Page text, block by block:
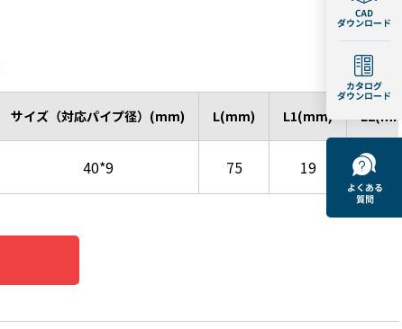
サイズ（対応パイプ径）(mm) L(mm) L1(mm)
40*9 75 19